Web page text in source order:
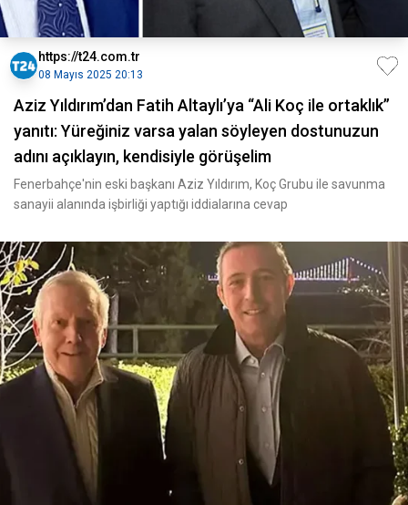
https://t24.com.tr
08 Mayıs 2025 20:13
Aziz Yıldırım’dan Fatih Altaylı’ya “Ali Koç ile ortaklık”
yanıtı: Yüreğiniz varsa yalan söyleyen dostunuzun
adını açıklayın, kendisiyle görüşelim
Fenerbahçe'nin eski başkanı Aziz Yıldırım, Koç Grubu ile savunma
sanayii alanında işbirliği yaptığı iddialarına cevap